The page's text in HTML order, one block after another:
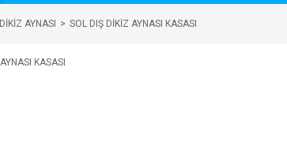
DİKİZ AYNASI SOL DIŞ DİKİZ AYNASI KASASI